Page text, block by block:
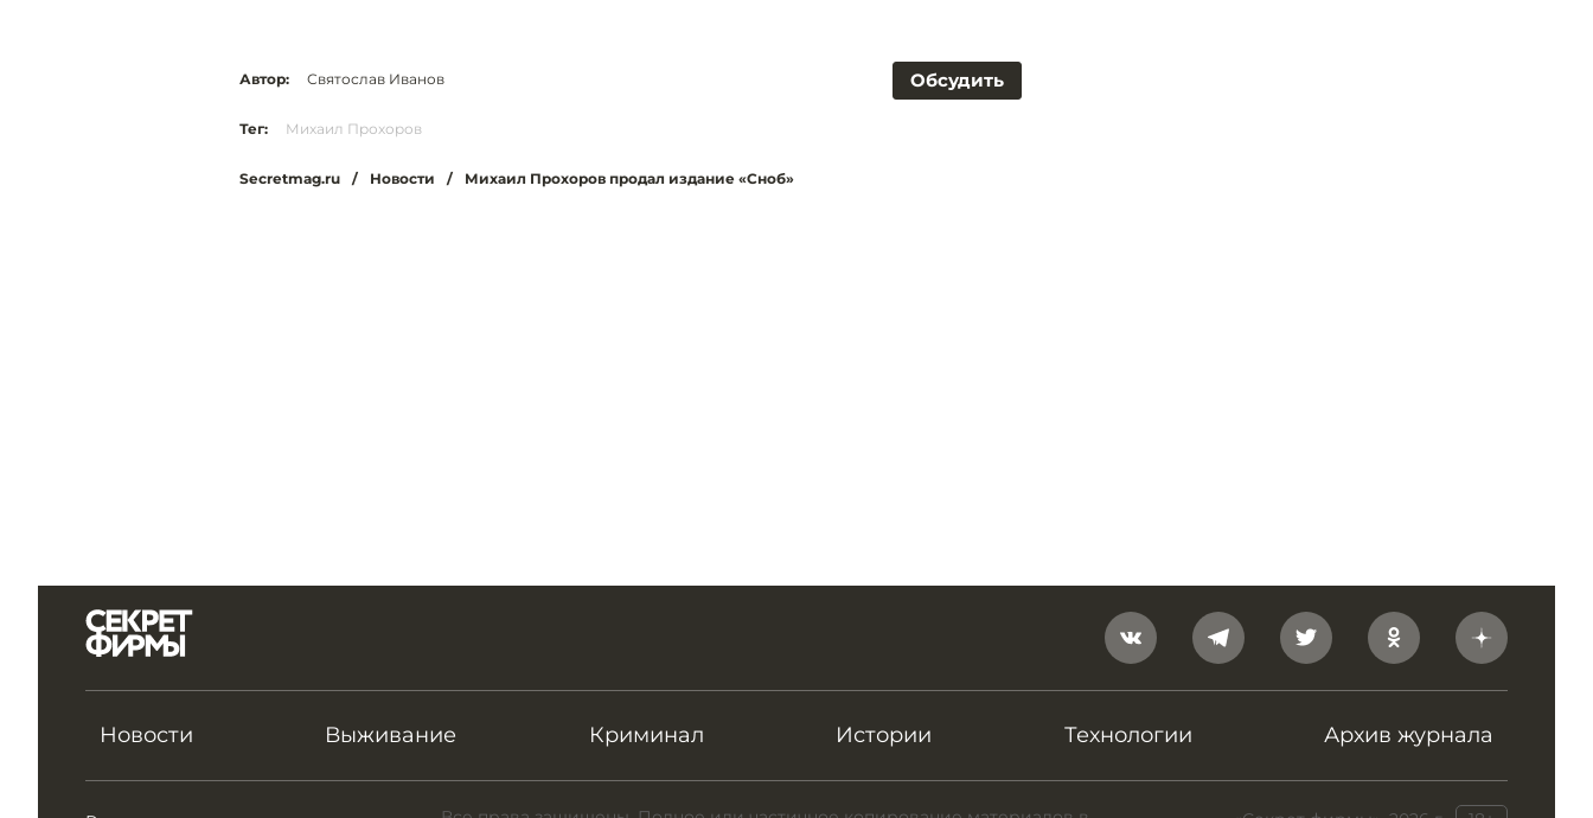
Обсудить
Автор: Святослав Иванов
Тег: Михаил Прохоров
Secretmag.ru / Новости / Михаил Прохоров продал издание «Сноб»
Новости Выживание Криминал Истории Технологии Архив журнала